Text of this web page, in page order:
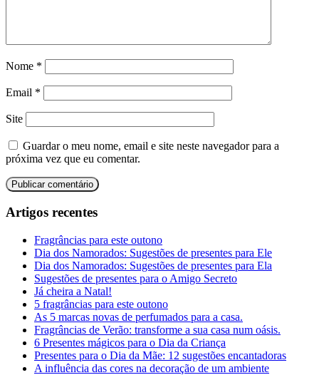
Nome *
Email *
Site
Guardar o meu nome, email e site neste navegador para a
próxima vez que eu comentar.
Artigos recentes
Fragrâncias para este outono
Dia dos Namorados: Sugestões de presentes para Ele
Dia dos Namorados: Sugestões de presentes para Ela
Sugestões de presentes para o Amigo Secreto
Já cheira a Natal!
5 fragrâncias para este outono
As 5 marcas novas de perfumados para a casa.
Fragrâncias de Verão: transforme a sua casa num oásis.
6 Presentes mágicos para o Dia da Criança
Presentes para o Dia da Mãe: 12 sugestões encantadoras
A influência das cores na decoração de um ambiente